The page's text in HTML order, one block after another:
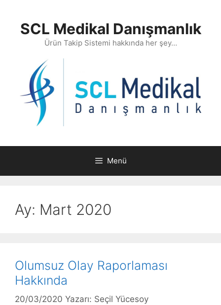
SCL Medikal Danışmanlık
Ürün Takip Sistemi hakkında her şey…
Menü
Ay: Mart 2020
Olumsuz Olay Raporlaması
Hakkında
20/03/2020 Yazarı: Seçil Yücesoy